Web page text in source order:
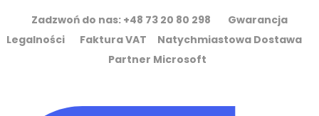
Zadzwoń do nas: +48 73 20 80 298 Gwarancja
Legalności Faktura VAT Natychmiastowa Dostawa
Partner Microsoft